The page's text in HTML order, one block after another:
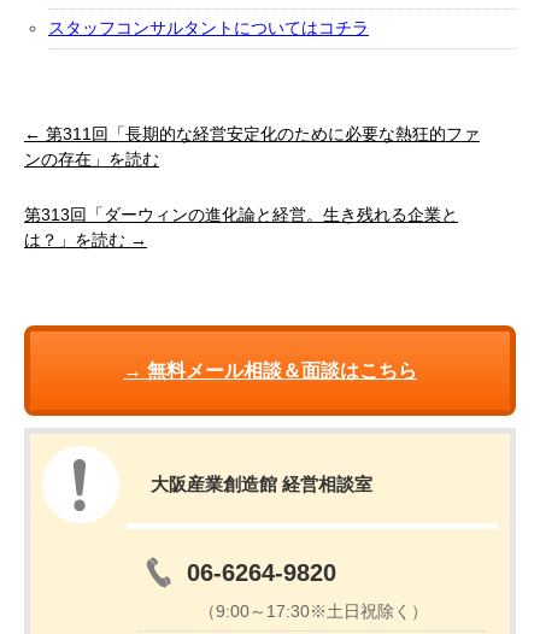
スタッフコンサルタントについてはコチラ
← 第311回「長期的な経営安定化のために必要な熱狂的ファ
ンの存在」を読む
第313回「ダーウィンの進化論と経営。生き残れる企業と
は？」を読む →
→ 無料メール相談＆面談はこちら
大阪産業創造館 経営相談室
06-6264-9820
（9:00～17:30※土日祝除く）